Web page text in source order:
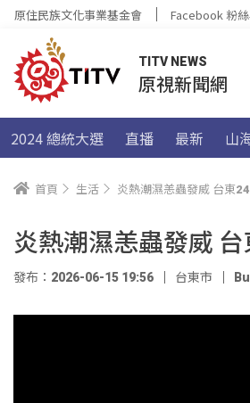
原住民族文化事業基金會 Facebook 粉
TITV NEWS
原視新聞網
2024 總統大選 直播 最新 山
首頁 生活 炎熱潮濕恙蟲發威 台東
炎熱潮濕恙蟲發威
發布：2026-06-15 19:56 台東市